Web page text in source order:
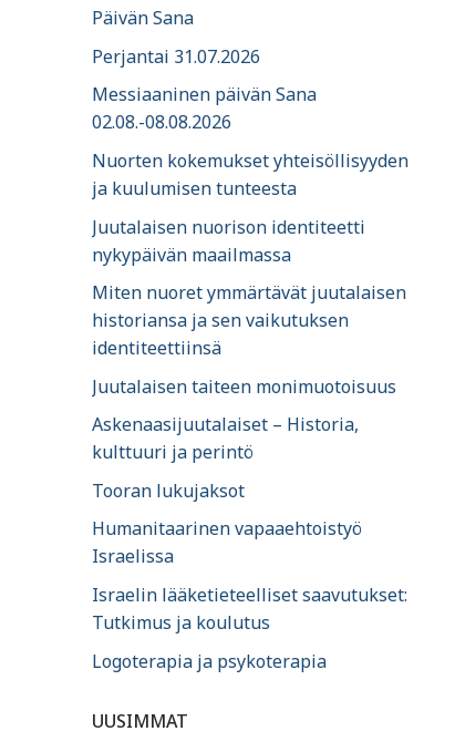
Päivän Sana
Perjantai 31.07.2026
Messiaaninen päivän Sana
02.08.-08.08.2026
Nuorten kokemukset yhteisöllisyyden
ja kuulumisen tunteesta
Juutalaisen nuorison identiteetti
nykypäivän maailmassa
Miten nuoret ymmärtävät juutalaisen
historiansa ja sen vaikutuksen
identiteettiinsä
Juutalaisen taiteen monimuotoisuus
Askenaasijuutalaiset – Historia,
kulttuuri ja perintö
Tooran lukujaksot
Humanitaarinen vapaaehtoistyö
Israelissa
Israelin lääketieteelliset saavutukset:
Tutkimus ja koulutus
Logoterapia ja psykoterapia
UUSIMMAT